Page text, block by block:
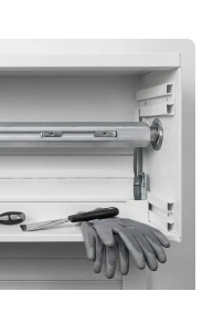
trois piliers : des
adaptés, une
maîtrisée, et souvent
[…]